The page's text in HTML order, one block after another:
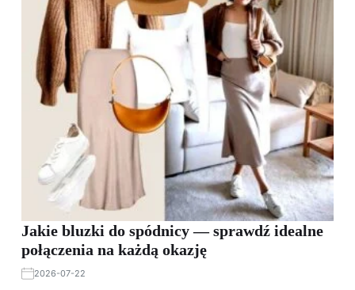
Jakie bluzki do spódnicy — sprawdź idealne
połączenia na każdą okazję
2026-07-22